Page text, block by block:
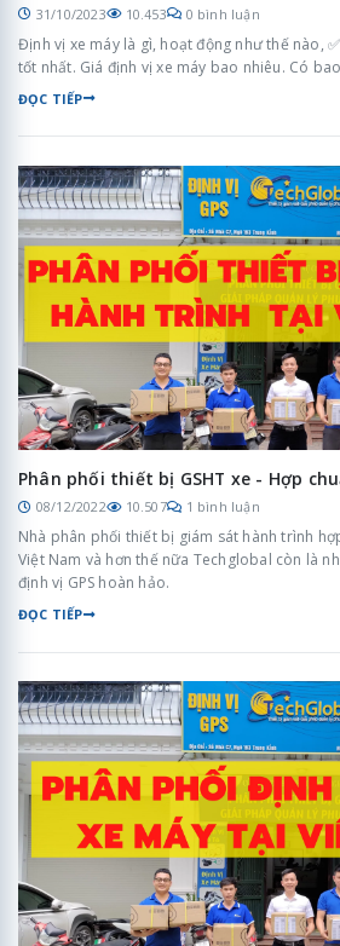
31/10/2023 10.453 0 bình luận
Định vị xe máy là gì, hoạt động như thế nào,
tốt nhất. Giá định vị xe máy bao nhiêu. Có
ĐỌC TIẾP
Phân phối thiết bị GSHT xe - Hợp
08/12/2022 10.507 1 bình luận
Nhà phân phối thiết bị giám sát hành trình
Việt Nam và hơn thế nữa Techglobal còn là
định vị GPS hoàn hảo.
ĐỌC TIẾP